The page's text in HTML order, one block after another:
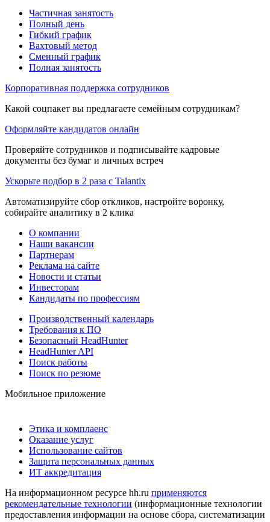
Частичная занятость
Полный день
Гибкий график
Вахтовый метод
Сменный график
Полная занятость
Корпоративная поддержка сотрудников
Какой соцпакет вы предлагаете семейным сотрудникам?
Оформляйте кандидатов онлайн
Проверяйте сотрудников и подписывайте кадровые
документы без бумаг и личных встреч
Ускорьте подбор в 2 раза с Talantix
Автоматизируйте сбор откликов, настройте воронку,
собирайте аналитику в 2 клика
О компании
Наши вакансии
Партнерам
Реклама на сайте
Новости и статьи
Инвесторам
Кандидаты по профессиям
Производственный календарь
Требования к ПО
Безопасный HeadHunter
HeadHunter API
Поиск работы
Поиск по резюме
Мобильное приложение
Этика и комплаенс
Оказание услуг
Использование сайтов
Защита персональных данных
ИТ аккредитация
На информационном ресурсе hh.ru применяются
рекомендательные технологии (информационные технологии
предоставления информации на основе сбора, систематизации